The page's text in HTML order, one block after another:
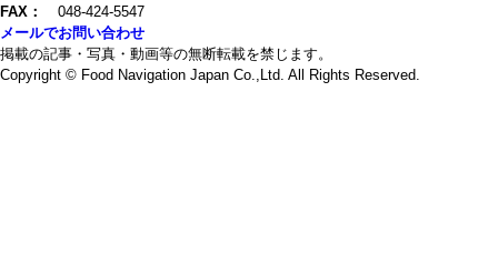
FAX：
048-424-5547
メールでお問い合わせ
掲載の記事・写真・動画等の無断転載を禁じます。
Copyright © Food Navigation Japan Co.,Ltd. All Rights Reserved.